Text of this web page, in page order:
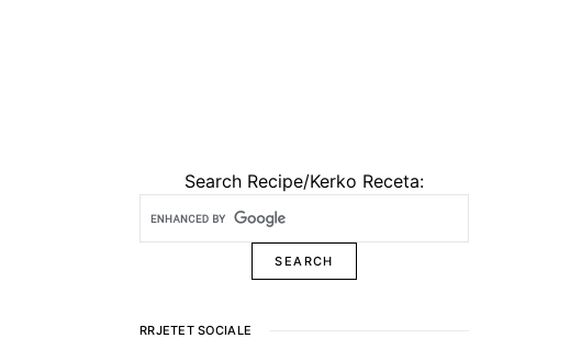
Search Recipe/Kerko Receta:
RRJETET SOCIALE